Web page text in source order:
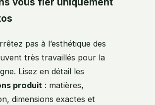
vous fier uniquement
pas à l’esthétique des
très travaillés pour la
Lisez en détail les
produit : matières,
dimensions exactes et